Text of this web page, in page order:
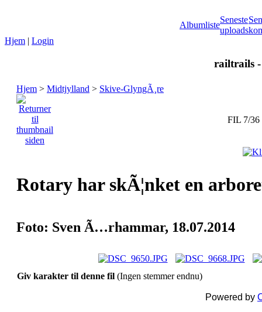
Albumliste
Seneste
uploads
Hjem | Login
railtrails
Hjem > Midtjylland > Skive-GlyngÃ¸re
FIL 7/36
Rotary har skÃ¦nket en
Foto: Sven Ã…rhammar, 18.07.2014
Giv karakter til denne fil (Ingen stemmer endnu)
Powered by